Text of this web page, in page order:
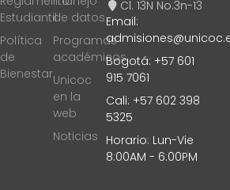
de datos
Programas
académicos
Unicoc
en la
web
Noticias
Estudiantil
Política
de
Bienestar
Cl. 13N No.3n-13
Email:
Bogotá: +57 601
915 7061
Cali: +57 602 398
5325
Horario: Lun-Vie
8:00AM - 6:00PM